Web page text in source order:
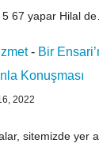
5 67 yapar Hilal
- Bir
Konuşması
2022
sitemizde yer